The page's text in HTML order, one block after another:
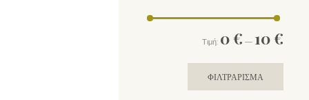
τιμή
τιμή
ΦΙΛΤΡΆΡΙΣΜΑ
Τιμή: 0 € — 10 €